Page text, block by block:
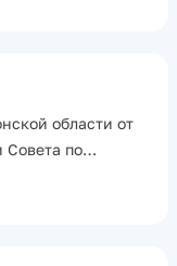
области от
Совета по…